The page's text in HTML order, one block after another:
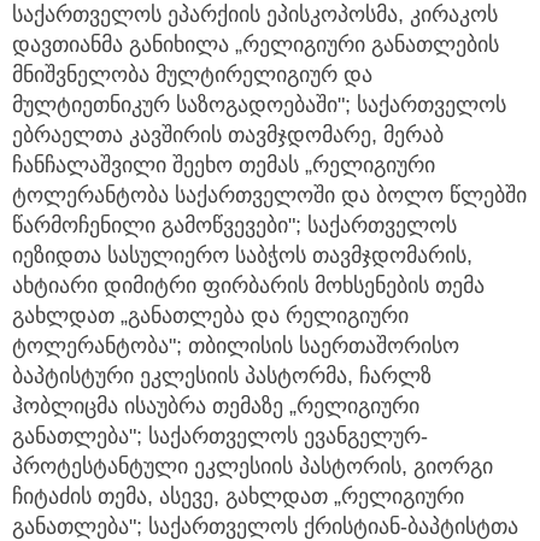
საქართველოს ეპარქიის ეპისკოპოსმა, კირაკოს
დავთიანმა განიხილა „რელიგიური განათლების
მნიშვნელობა მულტირელიგიურ და
მულტიეთნიკურ საზოგადოებაში"; საქართველოს
ებრაელთა კავშირის თავმჯდომარე, მერაბ
ჩანჩალაშვილი შეეხო თემას „რელიგიური
ტოლერანტობა საქართველოში და ბოლო წლებში
წარმოჩენილი გამოწვევები"; საქართველოს
იეზიდთა სასულიერო საბჭოს თავმჯდომარის,
ახტიარი დიმიტრი ფირბარის მოხსენების თემა
გახლდათ „განათლება და რელიგიური
ტოლერანტობა"; თბილისის საერთაშორისო
ბაპტისტური ეკლესიის პასტორმა, ჩარლზ
ჰობლიცმა ისაუბრა თემაზე „რელიგიური
განათლება"; საქართველოს ევანგელურ-
პროტესტანტული ეკლესიის პასტორის, გიორგი
ჩიტაძის თემა, ასევე, გახლდათ „რელიგიური
განათლება"; საქართველოს ქრისტიან-ბაპტისტთა